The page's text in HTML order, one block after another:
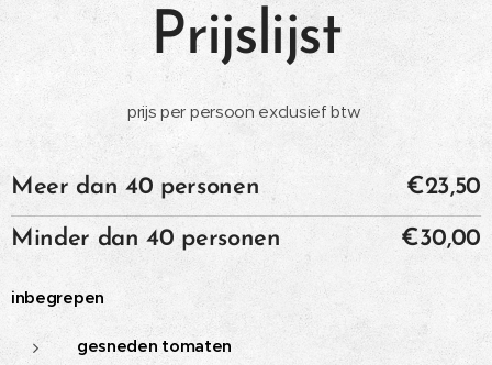
Prijslijst
prijs per persoon exclusief btw
Meer dan 40 personen €23,50
Minder dan 40 personen €30,00
inbegrepen
gesneden tomaten